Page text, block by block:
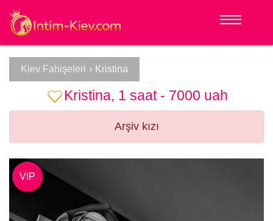
Kiev Fahişeleri › Kristina
Kristina, 1 saat - 7000 uah
Arşiv kızı
VIP